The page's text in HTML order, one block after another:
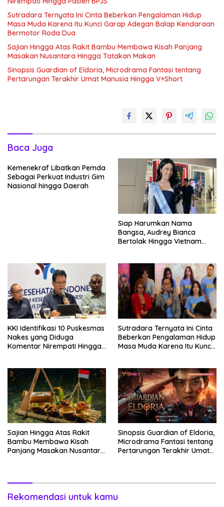
Sutradara Ternyata Ini Cinta Beberkan Pengalaman Hidup
Masa Muda Karena Itu Kunci Garap Adegan Balap Kendaraan
Bermotor Roda Dua
Sajian Hingga Atas Rakit Bambu Membawa Kisah Panjang
Masakan Nusantara Hingga Tatakan Makan
Sinopsis Guardian of Eldoria, Microdrama Fantasi tentang
Pertarungan Terakhir Umat Manusia Hingga V+Short
Baca Juga
Kemenekraf Libatkan Pemda
Sebagai Perkuat Industri Gim
Nasional hingga Daerah
Siap Harumkan Nama
Bangsa, Audrey Bianca
Bertolak Hingga Vietnam
KKI Identifikasi 10 Puskesmas
Nakes yang Diduga
Komentar Nirempati Hingga
Sutradara Ternyata Ini Cinta
Beberkan Pengalaman Hidup
Masa Muda Karena Itu Kunci
Dua
Sajian Hingga Atas Rakit
Bambu Membawa Kisah
Panjang Masakan Nusantara
Sinopsis Guardian of Eldoria,
Microdrama Fantasi tentang
Pertarungan Terakhir Umat
Rekomendasi untuk kamu